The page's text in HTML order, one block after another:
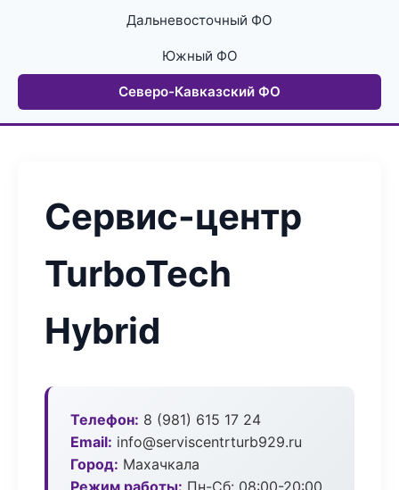
Дальневосточный ФО
Южный ФО
Северо-Кавказский ФО
Сервис-центр
TurboTech
Hybrid
Телефон: 8 (981) 615 17 24
Email: info@serviscentrturb929.ru
Город: Махачкала
Режим работы: Пн-Сб: 08:00-20:00,